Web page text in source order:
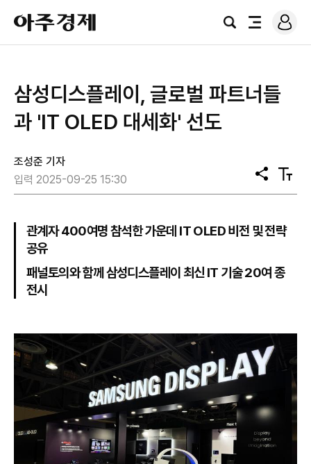
아
주
경
검
전
로
그
삼성디스플레이, 글로벌 파트너들
과 'IT OLED 대세화' 선도
조성준 기자
입력 2025-09-25 15:30
공
유
텍
스
기
관계자 400여명 참석한 가운데 IT OLED 비전 및 전략
공유
패널토의와 함께 삼성디스플레이 최신 IT 기술 20여 종
전시